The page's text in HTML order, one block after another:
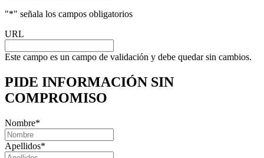
"*" señala los campos obligatorios
URL
Este campo es un campo de validación y debe quedar sin cambios.
PIDE INFORMACIÓN SIN
COMPROMISO
Nombre*
Apellidos*